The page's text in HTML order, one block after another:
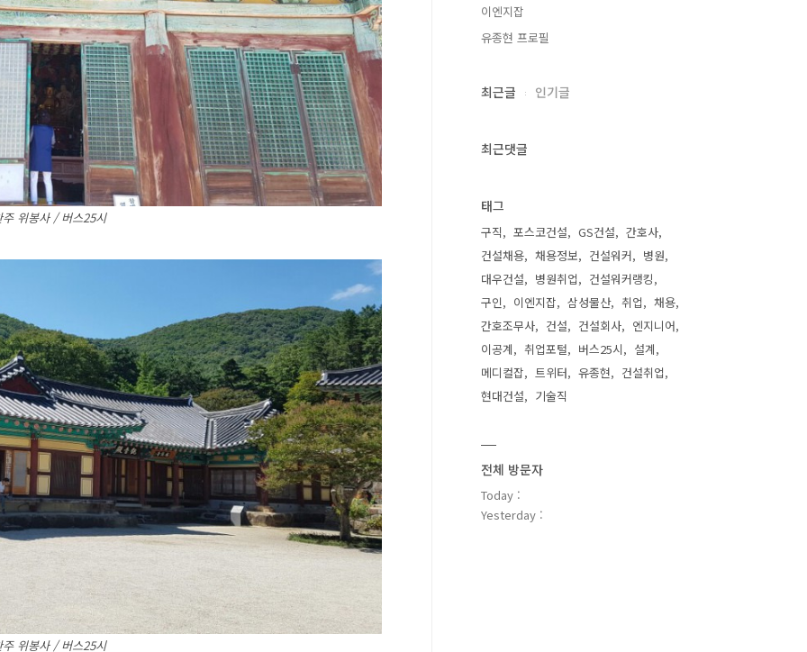
위봉사 / 버스25시
위봉사 / 버스25시
이엔지잡
유종현 프로필
최근글 인기글
최근댓글
태그
구직 포스코건설 GS건설
간호사
건설채용
채용정보 건설워커
병원
대우건설
병원취업
건설워커랭킹
구인
이엔지잡 삼성물산 취업
채용
간호조무사
건설 건설회사
엔지니어
이공계
취업포털 버스25시
설계
메디컬잡
트위터 유종현
건설취업
현대건설
기술직
전체 방문자
Today :
Yesterday :